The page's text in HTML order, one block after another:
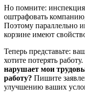
Но помните:
оштрафовать
Поэтому параллельно
корзине имеют
Теперь представьте:
хотите потерять работу.
нарушает мои
работу? Пишите
улучшению ваших